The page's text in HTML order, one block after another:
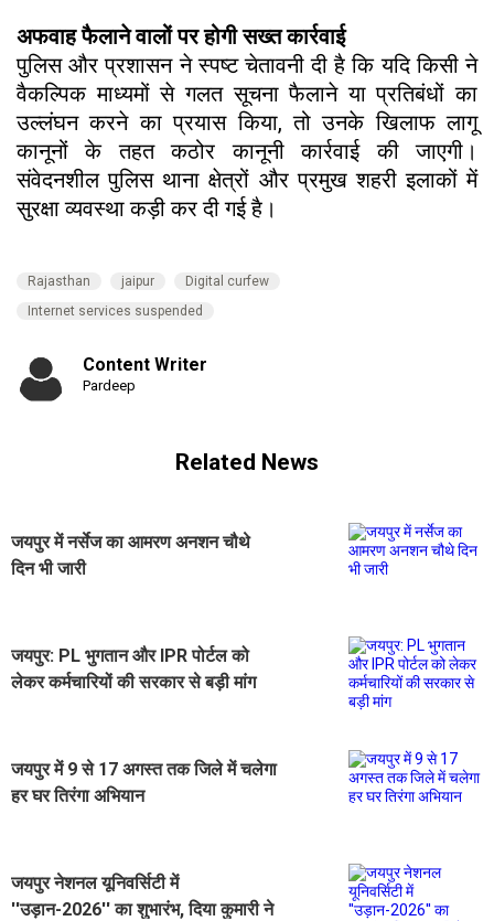
अफवाह फैलाने वालों पर होगी सख्त कार्रवाई
पुलिस और प्रशासन ने स्पष्ट चेतावनी दी है कि यदि किसी ने
वैकल्पिक माध्यमों से गलत सूचना फैलाने या प्रतिबंधों का
उल्लंघन करने का प्रयास किया, तो उनके खिलाफ लागू
कानूनों के तहत कठोर कानूनी कार्रवाई की जाएगी।
संवेदनशील पुलिस थाना क्षेत्रों और प्रमुख शहरी इलाकों में
सुरक्षा व्यवस्था कड़ी कर दी गई है।
Rajasthan jaipur
Digital curfew
Internet services suspended
Content Writer
Pardeep
Related News
जयपुर में नर्सेज का आमरण अनशन चौथे
दिन भी जारी
जयपुर: PL भुगतान और IPR पोर्टल को
लेकर कर्मचारियों की सरकार से बड़ी मांग
जयपुर में 9 से 17 अगस्त तक जिले में चलेगा
हर घर तिरंगा अभियान
जयपुर नेशनल यूनिवर्सिटी में
''उड़ान-2026'' का शुभारंभ, दिया कुमारी ने